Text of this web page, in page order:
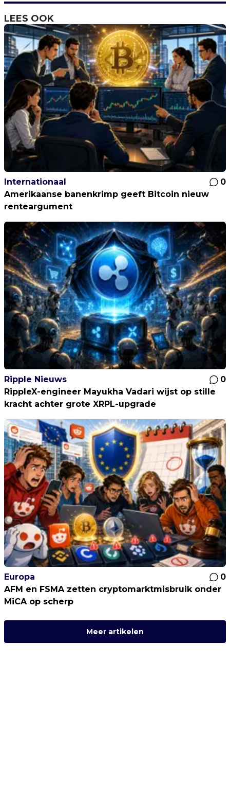
LEES OOK
Internationaal
0
Amerikaanse banenkrimp geeft Bitcoin nieuw
renteargument
Ripple Nieuws
0
RippleX-engineer Mayukha Vadari wijst op stille
kracht achter grote XRPL-upgrade
Europa
0
AFM en FSMA zetten cryptomarktmisbruik onder
MiCA op scherp
Meer artikelen